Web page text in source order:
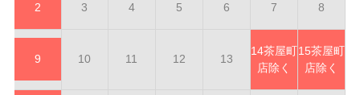
2 3 4 5 6 7 8
9 10 11 12 13
14茶屋町
店除く
15茶屋町
店除く